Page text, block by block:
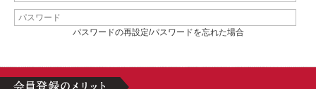
パスワードの再設定/パスワードを忘れた場合